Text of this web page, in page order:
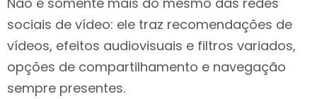
sociais de vídeo: ele traz recomendações de
vídeos, efeitos audiovisuais e filtros variados,
opções de compartilhamento e navegação
sempre presentes.